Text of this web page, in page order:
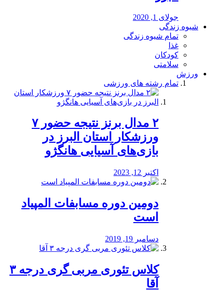
جولای 1, 2020
شیوه زندگی
تمام شیوه زندگی
غذا
کودکان
سلامتی
ورزش
تمام رشته های ورزشی
۲ مدال برنز نتیجه حضور ۷
ورزشکار استان البرز در
بازی‌های آسیایی هانگژو
اکتبر 12, 2023
دومین دوره مسابفات المپیاد
است
دسامبر 19, 2019
کلاس تئوری مربی گری درجه ۳
آقا